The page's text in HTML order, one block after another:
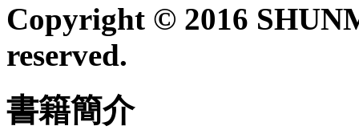
Copyright © 2016
reserved.
書籍簡介